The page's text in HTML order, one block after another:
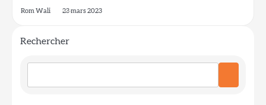
Rom Wali 23 mars 2023
Rechercher
Lampe de table minimaliste en aluminium
Coin lecture avec lampe sur pied en arc et